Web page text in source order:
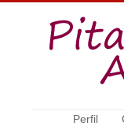
Perfil